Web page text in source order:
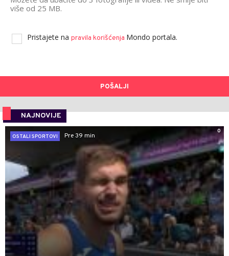
više od 25 MB.
Pristajete na pravila korišćenja Mondo portala.
POŠALJI
NAJNOVIJE
0
OSTALI SPORTOVI
Pre 39 min